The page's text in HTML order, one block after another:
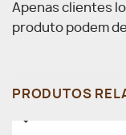
Apenas clientes
produto podem
PRODUTOS